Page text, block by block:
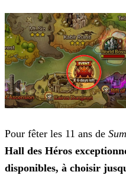
Pour fêter les 11 ans de
Hall des Héros
disponibles, à choisir